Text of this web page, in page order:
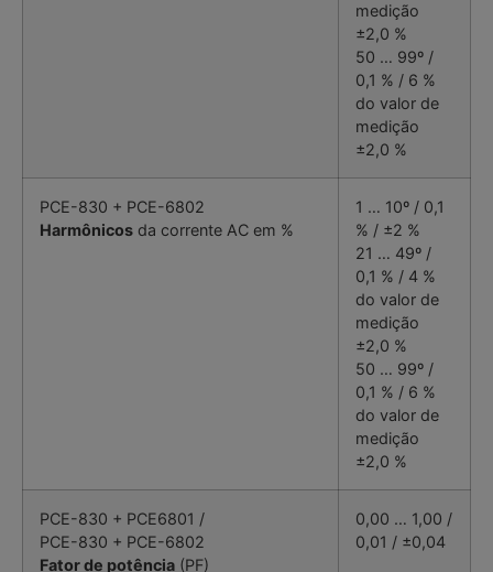
medição
±2,0 %
50 … 99º /
0,1 % / 6 %
do valor de
medição
±2,0 %
PCE-830 + PCE-6802
Harmônicos da corrente AC em %
1 … 10º / 0,1
% / ±2 %
21 … 49º /
0,1 % / 4 %
do valor de
medição
±2,0 %
50 … 99º /
0,1 % / 6 %
do valor de
medição
±2,0 %
PCE-830 + PCE6801 /
PCE-830 + PCE-6802
Fator de potência (PF)
0,00 … 1,00 /
0,01 / ±0,04